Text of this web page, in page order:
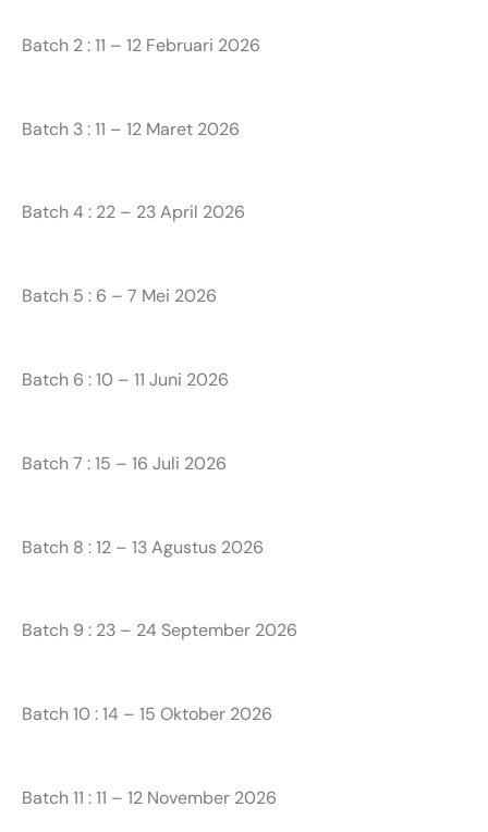
Batch 2 : 11 – 12 Februari 2026
Batch 3 : 11 – 12 Maret 2026
Batch 4 : 22 – 23 April 2026
Batch 5 : 6 – 7 Mei 2026
Batch 6 : 10 – 11 Juni 2026
Batch 7 : 15 – 16 Juli 2026
Batch 8 : 12 – 13 Agustus 2026
Batch 9 : 23 – 24 September 2026
Batch 10 : 14 – 15 Oktober 2026
Batch 11 : 11 – 12 November 2026